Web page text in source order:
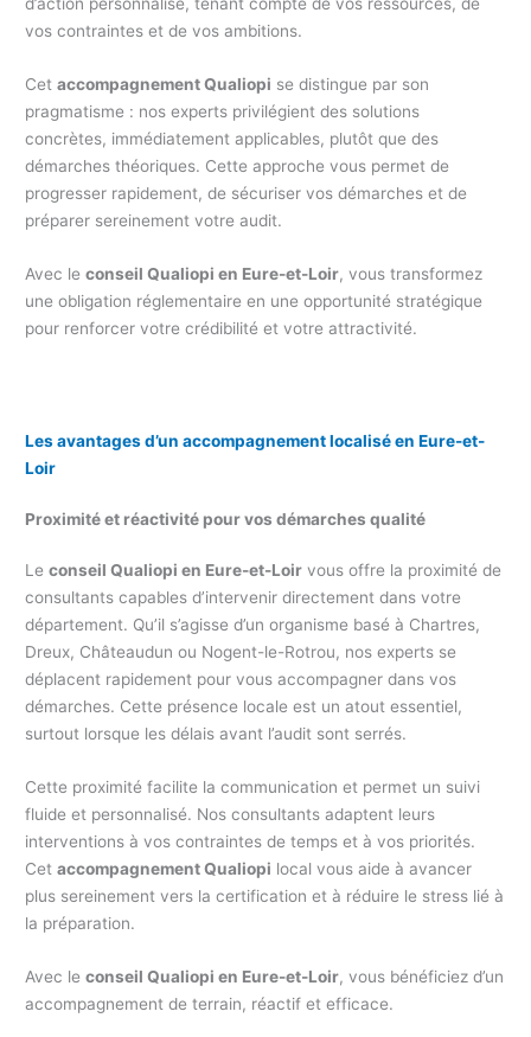
vos contraintes et de vos ambitions.
Cetaccompagnement Qualiopi se distingue par son
pragmatisme : nos experts privilégient des solutions
concrètes, immédiatement applicables, plutôt que des
démarches théoriques. Cette approche vous permet de
progresser rapidement, de sécuriser vos démarches et de
préparer sereinement votre audit.
Avec leconseil Qualiopi en Eure-et-Loir, vous transformez
une obligation réglementaire en une opportunité stratégique
pour renforcer votre crédibilité et votre attractivité.
Les avantages d’un accompagnement localisé en Eure-et-
Loir
Proximité et réactivité pour vos démarches qualité
Leconseil Qualiopi en Eure-et-Loir vous offre la proximité de
consultants capables d’intervenir directement dans votre
département. Qu’il s’agisse d’un organisme basé à Chartres,
Dreux, Châteaudun ou Nogent-le-Rotrou, nos experts se
déplacent rapidement pour vous accompagner dans vos
démarches. Cette présence locale est un atout essentiel,
surtout lorsque les délais avant l’audit sont serrés.
Cette proximité facilite la communication et permet un suivi
fluide et personnalisé. Nos consultants adaptent leurs
interventions à vos contraintes de temps et à vos priorités.
Cetaccompagnement Qualiopi local vous aide à avancer
plus sereinement vers la certification et à réduire le stress lié à
la préparation.
Avec leconseil Qualiopi en Eure-et-Loir, vous bénéficiez d’un
accompagnement de terrain, réactif et efficace.